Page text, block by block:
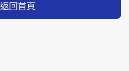
返回首頁